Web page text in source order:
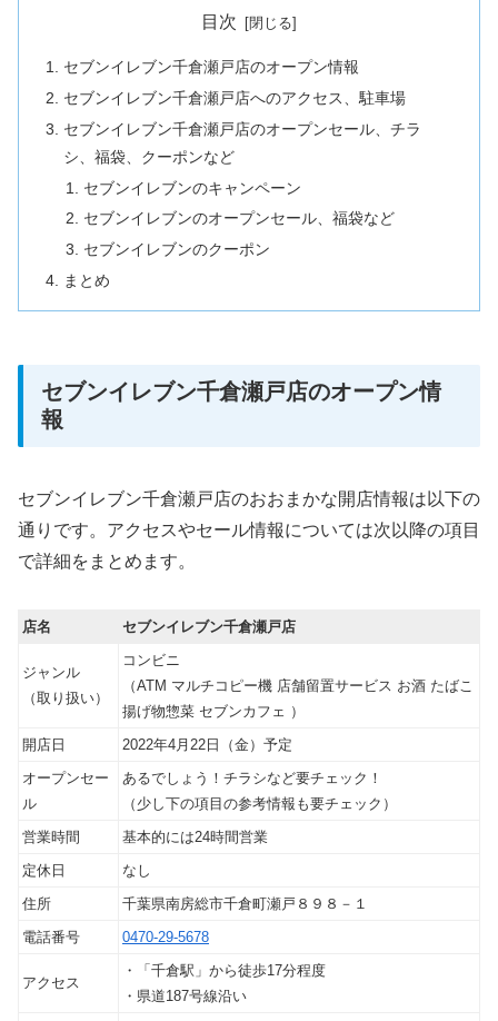
目次
セブンイレブン千倉瀬戸店のオープン情報
セブンイレブン千倉瀬戸店へのアクセス、駐車場
セブンイレブン千倉瀬戸店のオープンセール、チラ
シ、福袋、クーポンなど
セブンイレブンのキャンペーン
セブンイレブンのオープンセール、福袋など
セブンイレブンのクーポン
まとめ
セブンイレブン千倉瀬戸店のオープン情
報
セブンイレブン千倉瀬戸店のおおまかな開店情報は以下の
通りです。アクセスやセール情報については次以降の項目
で詳細をまとめます。
店名 セブンイレブン千倉瀬戸店
ジャンル
（取り扱い）
コンビニ
（ATM マルチコピー機 店舗留置サービス お酒 たばこ
揚げ物惣菜 セブンカフェ ）
開店日
2022年4月22日（金）予定
オープンセー
ル
あるでしょう！チラシなど要チェック！
（少し下の項目の参考情報も要チェック）
営業時間
基本的には24時間営業
定休日
なし
住所
千葉県南房総市千倉町瀬戸８９８－１
電話番号
0470-29-5678
アクセス
・「千倉駅」から徒歩17分程度
・県道187号線沿い